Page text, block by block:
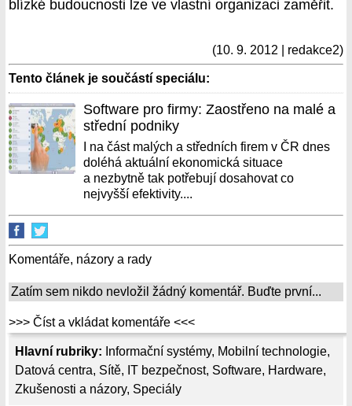
Hlavní rubriky: Informační systémy, Mobilní technologie,
Datová centra, Sítě, IT bezpečnost, Software, Hardware,
Zkušenosti a názory, Speciály
blízké budoucnosti lze ve vlastní organizaci zaměřit.
(10. 9. 2012 | redakce2)
Tento článek je součástí speciálu:
Software pro firmy: Zaostřeno na malé a
střední podniky
I na část malých a středních firem v ČR dnes
doléhá aktuální ekonomická situace
a nezbytně tak potřebují dosahovat co
nejvyšší efektivity....
Komentáře, názory a rady
Zatím sem nikdo nevložil žádný komentář. Buďte první...
>>> Číst a vkládat komentáře <<<